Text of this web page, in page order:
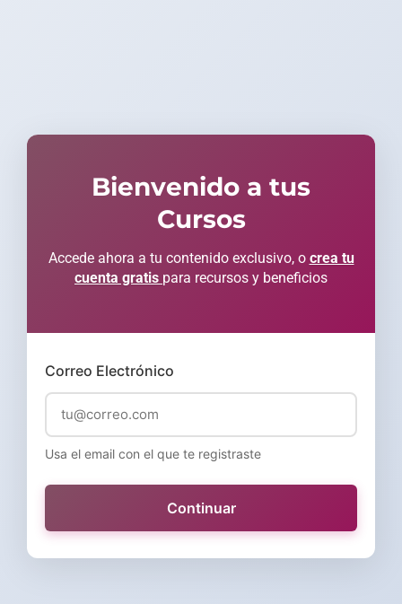
Bienvenido a tus
Cursos
Accede ahora a tu contenido exclusivo, o crea tu
cuenta gratis para recursos y beneficios
Correo Electrónico
Usa el email con el que te registraste
Continuar